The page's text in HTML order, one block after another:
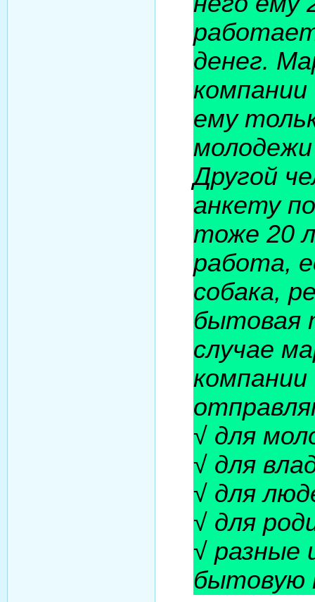
денег.
ему
Другой
анкету
тоже 20
работа,
собака,
бытовая
случае
√ для
√ для
√ для
√ для
√ разные
бытовую